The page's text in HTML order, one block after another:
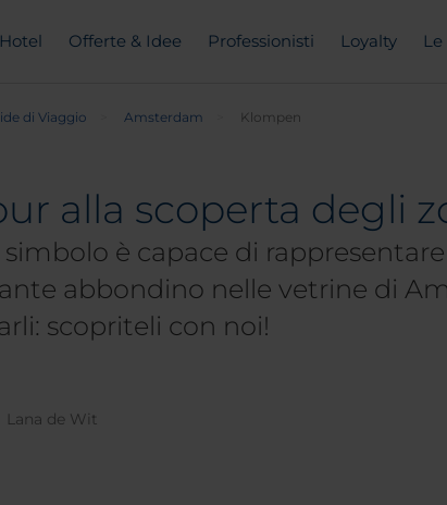
Hotel Offerte & Idee Professionisti Loyalty
di Viaggio Amsterdam Klompen
alla scoperta degli
simbolo è capace di
abbondino nelle vetrine di
scopriteli con noi!
Lana de Wit